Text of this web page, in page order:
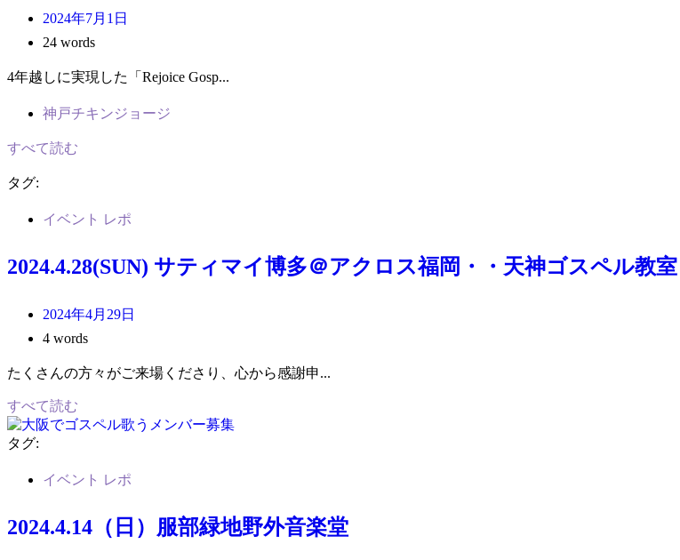
2024年7月1日
24 words
4年越しに実現した「Rejoice Gosp...
神戸チキンジョージ
すべて読む
タグ:
イベント レポ
2024.4.28(SUN) サティマイ博多＠アクロス福岡・・天神ゴスペル教室
2024年4月29日
4 words
たくさんの方々がご来場くださり、心から感謝申...
すべて読む
タグ:
イベント レポ
2024.4.14（日）服部緑地野外音楽堂